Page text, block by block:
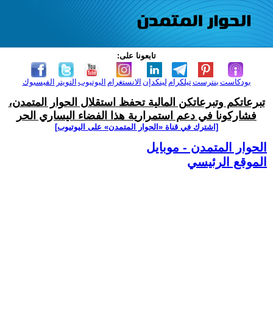
تابعونا على:
الفيسبوك التويتر اليوتيوب الانستغرام لينكدإن تيلكرامبنترست بودكاست
تبرعاتكم وتبرعاتكن المالية تحفظ استقلال الحوار المتمدن،
فشاركونا في دعم استمرارية هذا الفضاء اليساري الحر
[اشترك في قناة ‫«الحوار المتمدن» على اليوتيوب]
الحوار المتمدن - موبايل
الموقع الرئيسي